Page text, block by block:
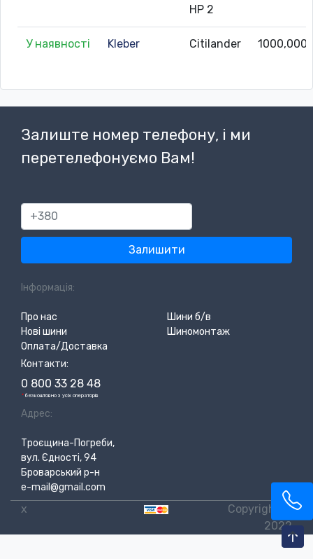
HP 2
У наявності Kleber Citilander 1000,000
Залиште номер телефону, і ми
перетелефонуємо Вам!
380
Залишити
Інформація:
Про нас
Шини б/в
Нові шини
Шиномонтаж
Оплата/Доставка
Контакти:
0 800 33 28 48
*безкоштовно з усіх операторів
Адрес:
Троєщина-Погреби,
вул. Єдності, 94
Броварський р-н
e-mail@gmail.com
x
Copyright ©
2022